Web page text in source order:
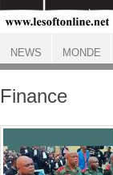
ACCUEIL
Finance
NEWS MONDE